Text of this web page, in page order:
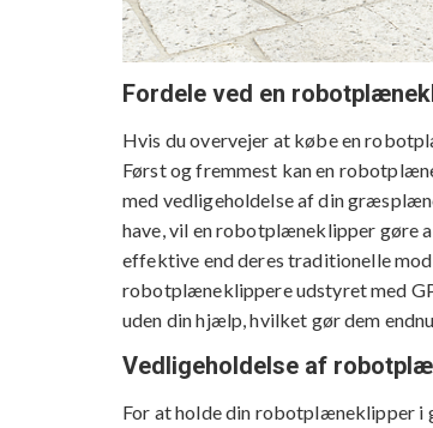
Fordele ved en
Hvis du overvejer at købe en
Først og fremmest kan en
med vedligeholdelse af din
have, vil en robotplæneklipper gøre
effektive end deres traditionelle
robotplæneklippere udstyret med
uden din hjælp, hvilket gør dem
Vedligeholdelse af
For at holde din robotplæneklipper i